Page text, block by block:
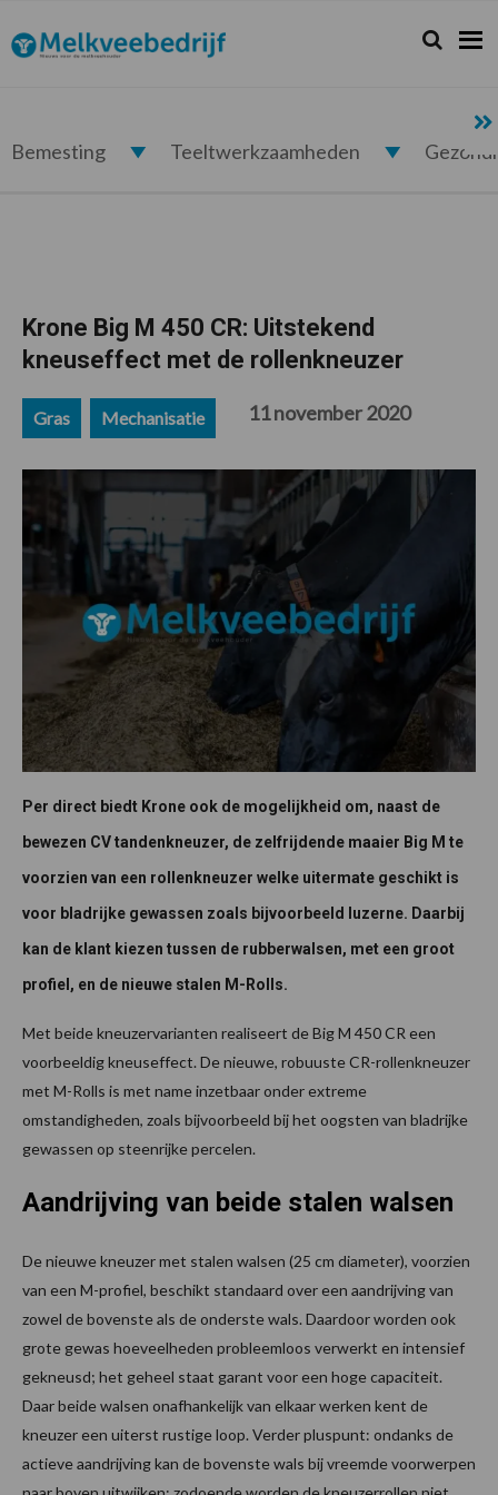
de
hoofdnavigatie
de
hoofd
de
eerste
de
voettekst
Melkveebedrijf.nl Zoeken...
Zoek
Bemesting Teeltwerkzaamheden
Krone Big M 450 CR: Uitstekend
kneuseffect met de rollenkneuzer
Gras Mechanisatie 11 november 2020
Per direct biedt Krone ook de mogelijkheid om, naast de
bewezen CV tandenkneuzer, de zelfrijdende maaier Big M te
voorzien van een rollenkneuzer welke uitermate geschikt is
voor bladrijke gewassen zoals bijvoorbeeld luzerne. Daarbij
kan de klant kiezen tussen de rubberwalsen, met een groot
profiel, en de nieuwe stalen M-Rolls.
Met beide kneuzervarianten realiseert de Big M 450 CR een
voorbeeldig kneuseffect. De nieuwe, robuuste CR-rollenkneuzer
met M-Rolls is met name inzetbaar onder extreme
omstandigheden, zoals bijvoorbeeld bij het oogsten van bladrijke
gewassen op steenrijke percelen.
Aandrijving van beide stalen walsen
De nieuwe kneuzer met stalen walsen (25 cm diameter), voorzien
van een M-profiel, beschikt standaard over een aandrijving van
zowel de bovenste als de onderste wals. Daardoor worden ook
grote gewas hoeveelheden probleemloos verwerkt en intensief
gekneusd; het geheel staat garant voor een hoge capaciteit.
Daar beide walsen onafhankelijk van elkaar werken kent de
kneuzer een uiterst rustige loop. Verder pluspunt: ondanks de
actieve aandrijving kan de bovenste wals bij vreemde voorwerpen